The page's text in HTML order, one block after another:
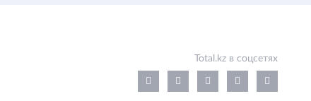
Total.kz в соцсетях